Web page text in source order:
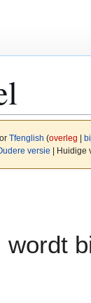
Tfenglish (overleg
versie | Huidige
wordt